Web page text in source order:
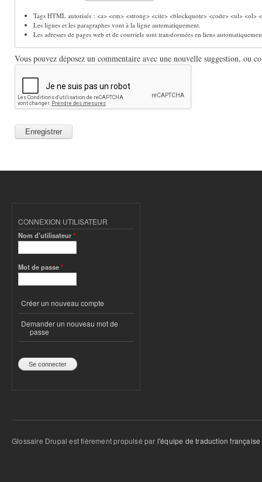
Tags HTML autorisés : <a> <em> <strong> <cite> <blockquote> <code> <ul>
Les lignes et les paragraphes vont à la ligne automatiquement.
Les adresses de pages web et de courriels sont transformées en liens
Vous pouvez déposez un commentaire avec une nouvelle suggestion, ou
CONNEXION UTILISATEUR
Nom d'utilisateur*
Mot de passe*
Créer un nouveau compte
Demander un nouveau mot de
passe
Glossaire Drupal est fièrement propulsé par l'équipe de traduction française